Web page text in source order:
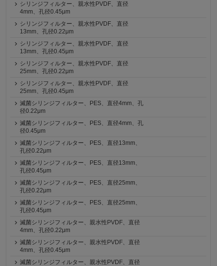
シリンジフィルター、親水性PVDF、直径
4mm、孔径0.45μm
シリンジフィルター、親水性PVDF、直径
13mm、孔径0.22μm
シリンジフィルター、親水性PVDF、直径
13mm、孔径0.45μm
シリンジフィルター、親水性PVDF、直径
25mm、孔径0.22μm
シリンジフィルター、親水性PVDF、直径
25mm、孔径0.45μm
滅菌シリンジフィルター、PES、直径4mm、孔
径0.22μm
滅菌シリンジフィルター、PES、直径4mm、孔
径0.45μm
滅菌シリンジフィルター、PES、直径13mm、
孔径0.22μm
滅菌シリンジフィルター、PES、直径13mm、
孔径0.45μm
滅菌シリンジフィルター、PES、直径25mm、
孔径0.22μm
滅菌シリンジフィルター、PES、直径25mm、
孔径0.45μm
滅菌シリンジフィルター、親水性PVDF、直径
4mm、孔径0.22μm
滅菌シリンジフィルター、親水性PVDF、直径
4mm、孔径0.45μm
滅菌シリンジフィルター、親水性PVDF、直径